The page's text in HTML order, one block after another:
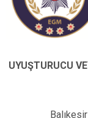
UYUŞTURUCU
Balıkesir İl